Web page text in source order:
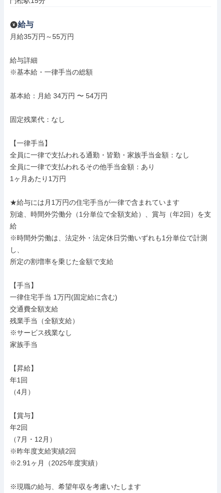
給与
月給35万円～55万円
給与詳細
※基本給・一律手当の総額
基本給：月給 34万円 〜 54万円
固定残業代：なし
【一律手当】
全員に一律で支払われる通勤・皆勤・家族手当金額：なし
全員に一律で支払われるその他手当金額：あり
1ヶ月あたり1万円
★給与には月1万円の住宅手当が一律で含まれています
別途、時間外労働分（1分単位で全額支給）、賞与（年2回）を支
給
※時間外労働は、法定外・法定休日労働いずれも1分単位で計測
し、
所定の割増率を乗じた金額で支給
【手当】
一律住宅手当 1万円(固定給に含む)
交通費全額支給
残業手当（全額支給）
※サービス残業なし
家族手当
【昇給】
年1回
（4月）
【賞与】
年2回
（7月・12月）
※昨年度支給実績2回
※2.91ヶ月（2025年度実績）
※現職の給与、希望年収を考慮いたします